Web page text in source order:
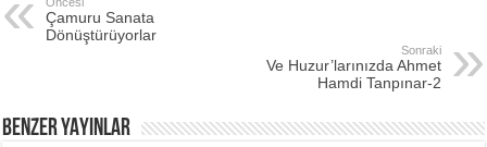
Çamuru Sanata
Dönüştürüyorlar
Sonraki
Ve Huzur’larınızda Ahmet
Hamdi Tanpınar-2
BENZER YAYINLAR